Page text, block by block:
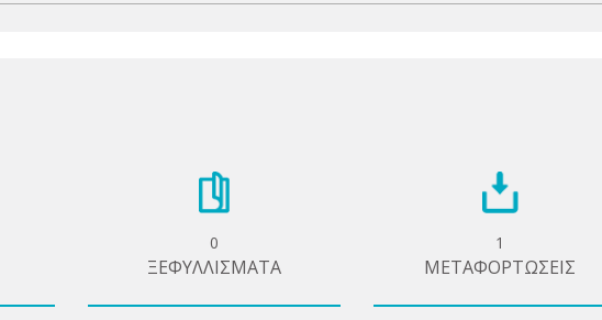
0
ΞΕΦΥΛΛΙΣΜΑΤΑ
1
ΜΕΤΑΦΟΡΤΩΣΕΙΣ